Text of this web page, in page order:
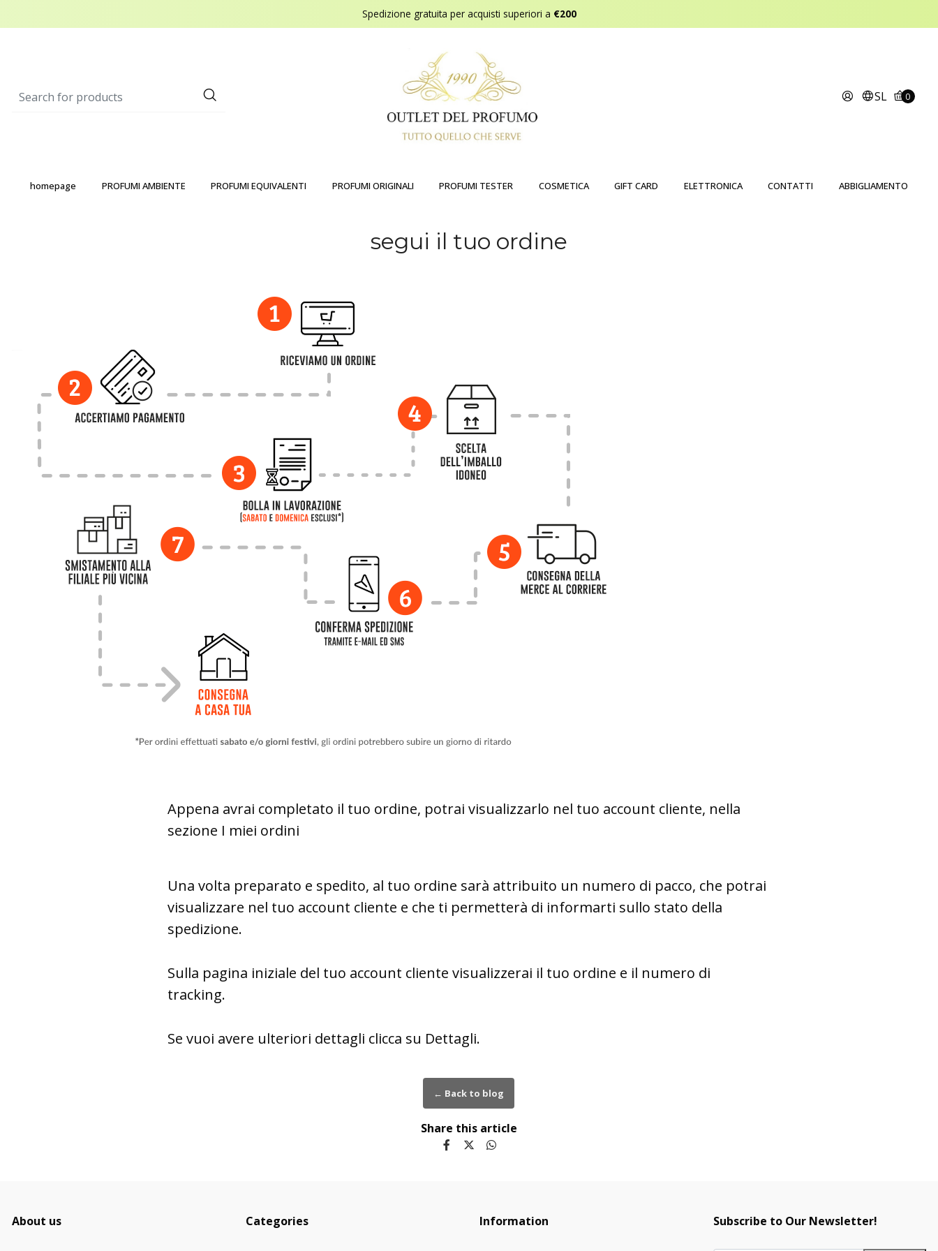
Spedizione gratuita per acquisti superiori a €200
SL 0
homepage PROFUMI AMBIENTE PROFUMI EQUIVALENTI PROFUMI ORIGINALI PROFUMI TESTER COSMETICA GIFT CARD ELETTRONICA CONTATTI ABBIGLIAMENTO
segui il tuo ordine
Appena avrai completato il tuo ordine, potrai visualizzarlo nel tuo account cliente, nella
sezione I miei ordini
Una volta preparato e spedito, al tuo ordine sarà attribuito un numero di pacco, che potrai
visualizzare nel tuo account cliente e che ti permetterà di informarti sullo stato della
spedizione.
Sulla pagina iniziale del tuo account cliente visualizzerai il tuo ordine e il numero di
tracking.
Se vuoi avere ulteriori dettagli clicca su Dettagli.
← Back to blog
Share this article
About us Categories Information Subscribe to Our Newsletter!